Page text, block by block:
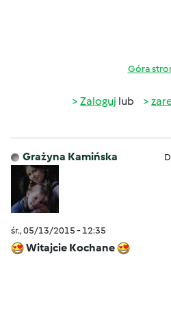
Góra
Zaloguj lub
Grażyna Kamińska
śr., 05/13/2015 - 12:35
Witajcie Kochane